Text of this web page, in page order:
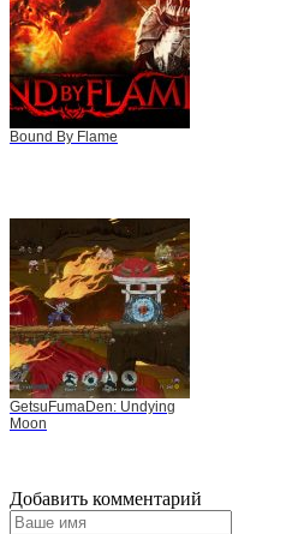
Bound By Flame
GetsuFumaDen: Undying
Moon
Добавить комментарий